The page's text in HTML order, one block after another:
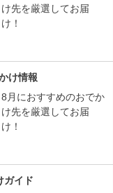
け先を厳選してお届
け！
け情報
8月におすすめのおでか
け先を厳選してお届
け！
ガイド